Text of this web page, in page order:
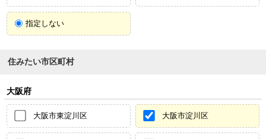
指定しない
住みたい市区町村
大阪府
大阪市東淀川区 大阪市淀川区